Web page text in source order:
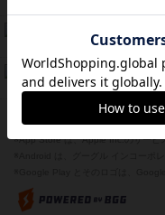
紹介文なし 1件の
フリップ７：復讐
紹介文なし 2件の投
※Apple、Apple のロゴ は、米国お
※App Store は、Apple Inc.のサービ